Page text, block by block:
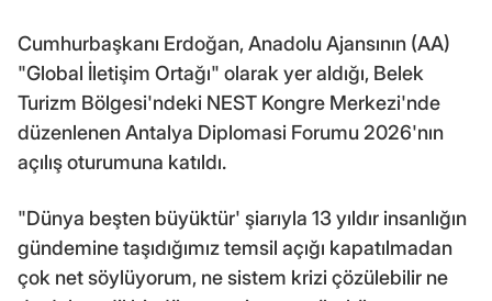
Cumhurbaşkanı Erdoğan, Anadolu Ajansının (AA)
"Global İletişim Ortağı" olarak yer aldığı, Belek
Turizm Bölgesi'ndeki NEST Kongre Merkezi'nde
düzenlenen Antalya Diplomasi Forumu 2026'nın
açılış oturumuna katıldı.
"Dünya beşten büyüktür' şiarıyla 13 yıldır insanlığın
gündemine taşıdığımız temsil açığı kapatılmadan
çok net söylüyorum, ne sistem krizi çözülebilir ne